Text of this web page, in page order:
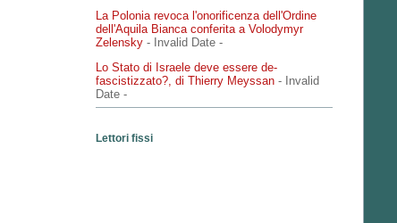
La Polonia revoca l'onorificenza dell'Ordine
dell'Aquila Bianca conferita a Volodymyr
Zelensky - Invalid Date -
Lo Stato di Israele deve essere de-
fascistizzato?, di Thierry Meyssan - Invalid
Date -
Lettori fissi